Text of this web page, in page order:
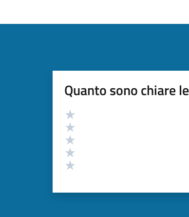
Quanto sono chiare
Valutazione